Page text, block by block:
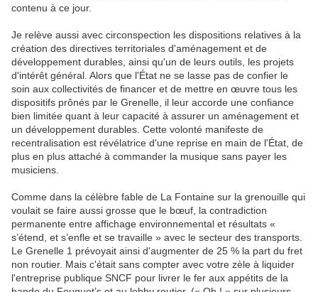
contenu à ce jour.
Je relève aussi avec circonspection les dispositions relatives à la
création des directives territoriales d'aménagement et de
développement durables, ainsi qu'un de leurs outils, les projets
d'intérêt général. Alors que l'État ne se lasse pas de confier le
soin aux collectivités de financer et de mettre en œuvre tous les
dispositifs prônés par le Grenelle, il leur accorde une confiance
bien limitée quant à leur capacité à assurer un aménagement et
un développement durables. Cette volonté manifeste de
recentralisation est révélatrice d'une reprise en main de l'État, de
plus en plus attaché à commander la musique sans payer les
musiciens.
Comme dans la célèbre fable de La Fontaine sur la grenouille qui
voulait se faire aussi grosse que le bœuf, la contradiction
permanente entre affichage environnemental et résultats «
s’étend, et s’enfle et se travaille » avec le secteur des transports.
Le Grenelle 1 prévoyait ainsi d'augmenter de 25 % la part du fret
non routier. Mais c'était sans compter avec votre zèle à liquider
l'entreprise publique SNCF pour livrer le fer aux appétits de la